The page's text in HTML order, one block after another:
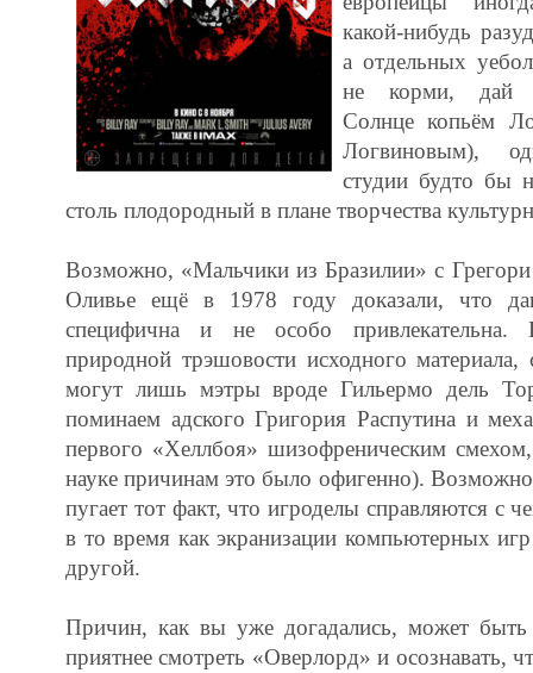
какой-нибудь
а отдельных
не корми, дай
Солнце копьём
Логвиновым),
студии будто бы
столь плодородный в плане творчества
Возможно, «Мальчики из Бразилии» с
Оливье ещё в 1978 году доказали, что
специфична и не особо
природной трэшовости исходного материала,
могут лишь мэтры вроде Гильермо дель
поминаем адского Григория Распутина и
первого «Хеллбоя» шизофреническим
науке причинам это было офигенно).
пугает тот факт, что игроделы справляются с
в то время как экранизации компьютерных
другой.
Причин, как вы уже догадались, может
приятнее смотреть «Оверлорд» и осознавать,